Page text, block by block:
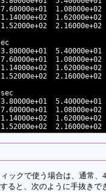
1.08000e+02
1.62000e+02
2.16000e+02
5.40000e+01
1.08000e+02
1.62000e+02
2.16000e+02
5.40000e+01
1.08000e+02
1.62000e+02
2.40000e+01  8.80000e+01  1.52000e+02  2.16000e+02
ックで使う場合は、通常、
ると、次のように手抜きで